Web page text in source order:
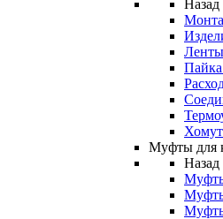
Назад
Пайка
Муфты для
Назад